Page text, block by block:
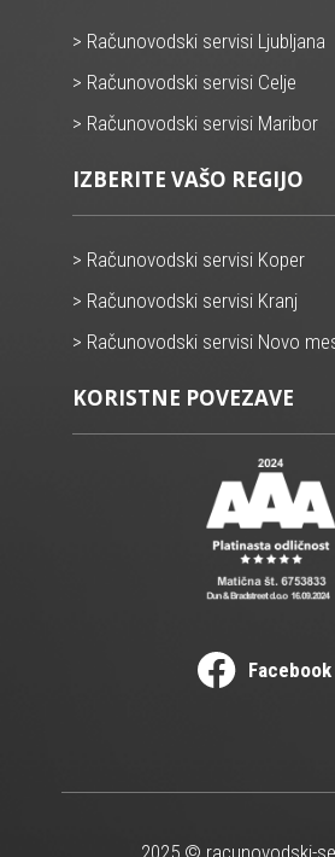
> Računovodski servisi Ljubljana
> Računovodski servisi Celje
> Računovodski servisi Maribor
IZBERITE VAŠO REGIJO
> Računovodski servisi Koper
> Računovodski servisi Kranj
> Računovodski servisi Novo
KORISTNE POVEZAVE
Facebook
2025 © racunovodski-